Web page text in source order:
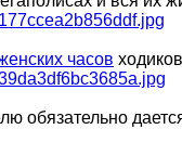
часов
обязательно